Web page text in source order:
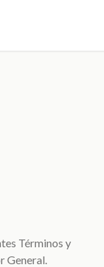
Términos y
General.